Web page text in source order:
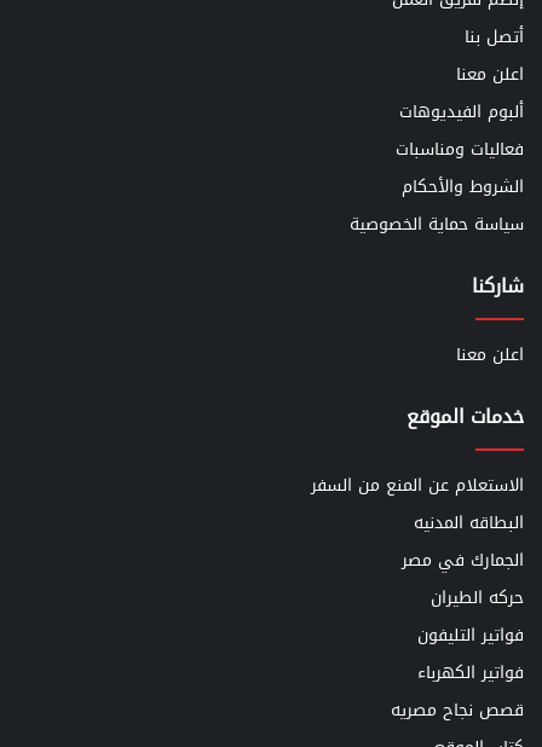
أتصل بنا
اعلن معنا
ألبوم الفيديوهات
فعاليات ومناسبات
الشروط والأحكام
سياسة حماية الخصوصية
شاركنا
اعلن معنا
خدمات الموقع
الاستعلام عن المنع من السفر
البطاقه المدنيه
الجمارك في مصر
حركه الطيران
فواتير التليفون
فواتير الكهرباء
قصص نجاح مصريه